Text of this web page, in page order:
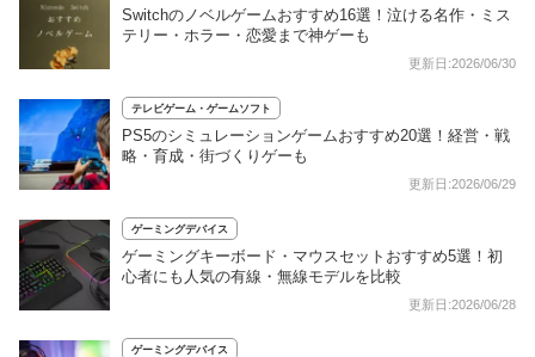
Switchのノベルゲームおすすめ16選！泣ける名作・ミス
テリー・ホラー・恋愛まで神ゲーも
更新日:2026/06/30
テレビゲーム・ゲームソフト
PS5のシミュレーションゲームおすすめ20選！経営・戦
略・育成・街づくりゲーも
更新日:2026/06/29
ゲーミングデバイス
ゲーミングキーボード・マウスセットおすすめ5選！初
心者にも人気の有線・無線モデルを比較
更新日:2026/06/28
ゲーミングデバイス